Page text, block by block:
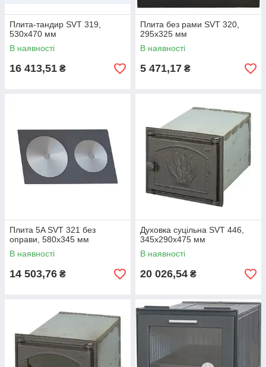
Плита-тандир SVT 319,
530х470 мм
В наявності
16 413,51 ₴
Плита без рами SVT 320,
295х325 мм
В наявності
5 471,17 ₴
Плита 5A SVT 321 без
оправи, 580х345 мм
В наявності
14 503,76 ₴
Духовка суцільна SVT 446,
345х290х475 мм
В наявності
20 026,54 ₴